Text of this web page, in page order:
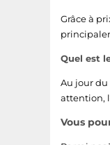
Grâce à
Quel est
Au jour du
attention,
Vous